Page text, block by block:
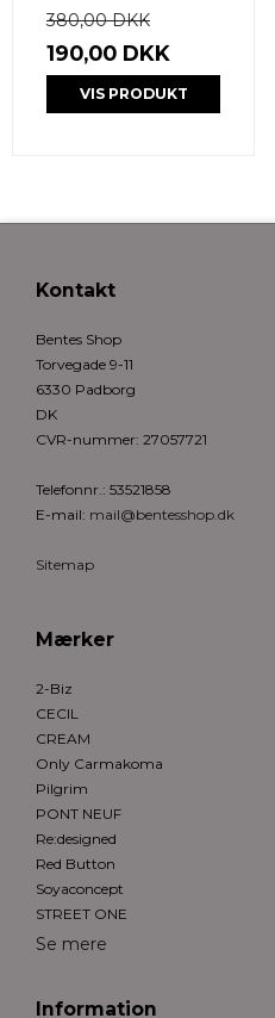
380,00 DKK
190,00 DKK
VIS PRODUKT
Kontakt
Bentes Shop
Torvegade 9-11
6330 Padborg
DK
CVR-nummer: 27057721
Telefonnr.: 53521858
E-mail: mail@bentesshop.dk
Sitemap
Mærker
2-Biz
CECIL
CREAM
Only Carmakoma
Pilgrim
PONT NEUF
Re:designed
Red Button
Soyaconcept
STREET ONE
Se mere
Information